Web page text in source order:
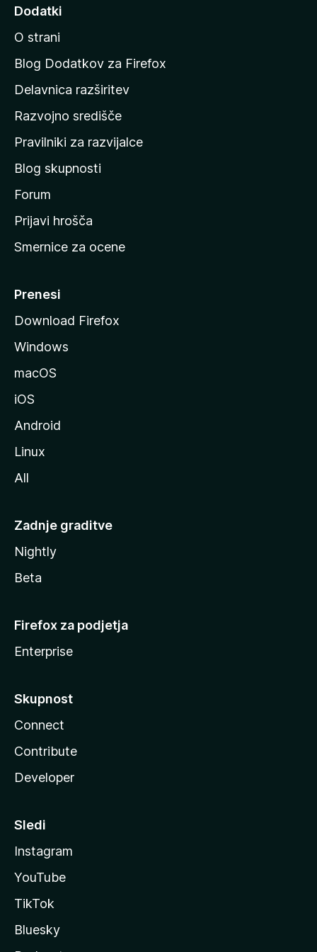
,
o
5
d
n
a
o
m
a
o
s
t
a
M
z
i
e
Dodatki
O strani
Blog Dodatkov za Firefox
Delavnica razširitev
Razvojno središče
Pravilniki za razvijalce
Blog skupnosti
Forum
Prijavi hrošča
Smernice za ocene
Prenesi
Download Firefox
Windows
macOS
iOS
Android
Linux
All
Zadnje graditve
Nightly
Beta
Firefox za podjetja
Enterprise
Skupnost
Connect
Contribute
Developer
Sledi
Instagram
YouTube
TikTok
Bluesky